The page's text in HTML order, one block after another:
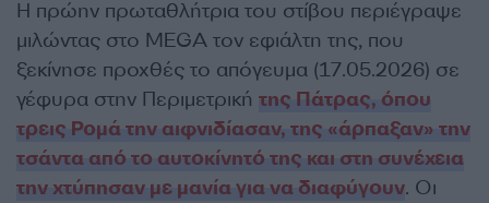
Η πρώην πρωταθλήτρια του στίβου περιέγραψε
μιλώντας στο MEGA τον εφιάλτη της, που
ξεκίνησε προχθές το απόγευμα (17.05.2026) σε
γέφυρα στην Περιμετρική της Πάτρας, όπου
τρεις Ρομά την αιφνιδίασαν, της «άρπαξαν» την
τσάντα από το αυτοκίνητό της και στη συνέχεια
την χτύπησαν με μανία για να διαφύγουν. Οι